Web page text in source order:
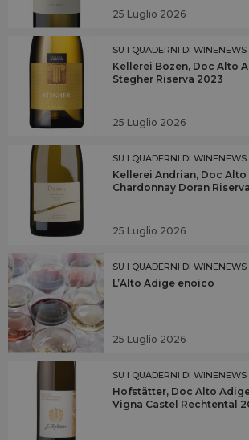
25 Luglio 2026
SU I QUADERNI DI WINENEWS
Kellerei Bozen, Doc Alto
Stegher Riserva 2023
25 Luglio 2026
SU I QUADERNI DI WINENEWS
Kellerei Andrian, Doc
Chardonnay Doran
25 Luglio 2026
SU I QUADERNI DI WINENEWS
L’Alto Adige enoico
25 Luglio 2026
SU I QUADERNI DI WINENEWS
Hofstätter, Doc Alto
Vigna Castel Rechtental